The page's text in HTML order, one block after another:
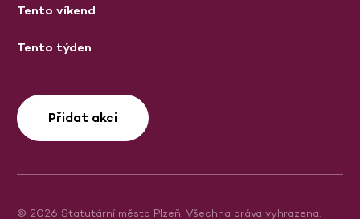
Tento víkend
Tento týden
Přidat akci
© 2026 Statutární město Plzeň. Všechna práva vyhrazena.